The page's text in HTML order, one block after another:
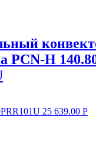
PCN-H
25 639.00 Р